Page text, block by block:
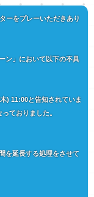
ーをプレーいただきあり
ン」において以下の不具
) 11:00と告知されていま
ておりました。
を延長する処理をさせて